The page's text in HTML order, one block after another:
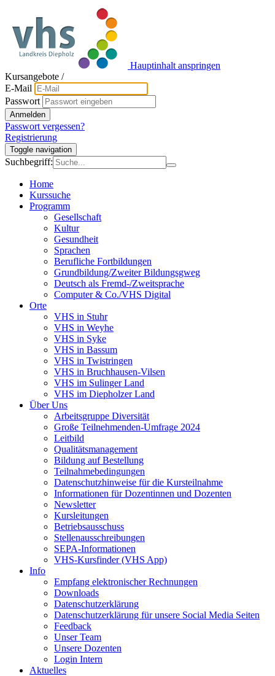
Hauptinhalt anspringen
Kursangebote /
E-Mail
Passwort
Anmelden
Passwort vergessen?
Registrierung
Toggle navigation
Suchbegriff:
Home
Kurssuche
Programm
Gesellschaft
Kultur
Gesundheit
Sprachen
Berufliche Fortbildungen
Grundbildung/Zweiter Bildungsgweg
Deutsch als Fremd-/Zweitsprache
Computer & Co./VHS Digital
Orte
VHS in Stuhr
VHS in Weyhe
VHS in Syke
VHS in Bassum
VHS in Twistringen
VHS in Bruchhausen-Vilsen
VHS im Sulinger Land
VHS im Diepholzer Land
Über Uns
Arbeitsgruppe Diversität
Große Teilnehmenden-Umfrage 2024
Leitbild
Qualitätsmanagement
Bildung auf Bestellung
Teilnahmebedingungen
Datenschutzhinweise für die Kursteilnahme
Informationen für Dozentinnen und Dozenten
Newsletter
Kursleitungen
Betriebsausschuss
Stellenausschreibungen
SEPA-Informationen
VHS-Kursfinder (VHS App)
Info
Empfang elektronischer Rechnungen
Downloads
Datenschutzerklärung
Datenschutzerklärung für unsere Social Media Seiten
Feedback
Unser Team
Unsere Dozenten
Login Intern
Aktuelles